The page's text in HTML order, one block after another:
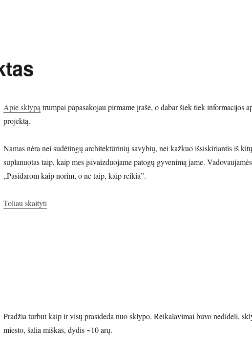
Apie sklypą trumpai papasakojau pirmame įraše, o dabar šiek tiek informacijos
projektą.
Namas nėra nei sudėtingų architektūrinių savybių, nei kažkuo išsiskiriantis iš
suplanuotas taip, kaip mes įsivaizduojame patogų gyvenimą jame.
„Pasidarom kaip norim, o ne taip, kaip reikia”.
Toliau skaityti„Namo projektas”
Pradžia turbūt kaip ir visų prasideda nuo sklypo. Reikalavimai buvo nedideli,
miesto, šalia miškas, dydis ~10 arų.